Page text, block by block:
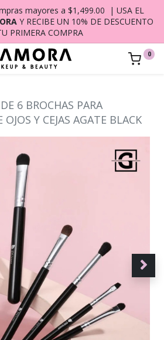
mayores a $1,499.00 | USA EL
Y RECIBE UN 10% DE DESCUENTO
PRIMERA COMPRA
0
6 BROCHAS PARA
Y CEJAS AGATE BLACK